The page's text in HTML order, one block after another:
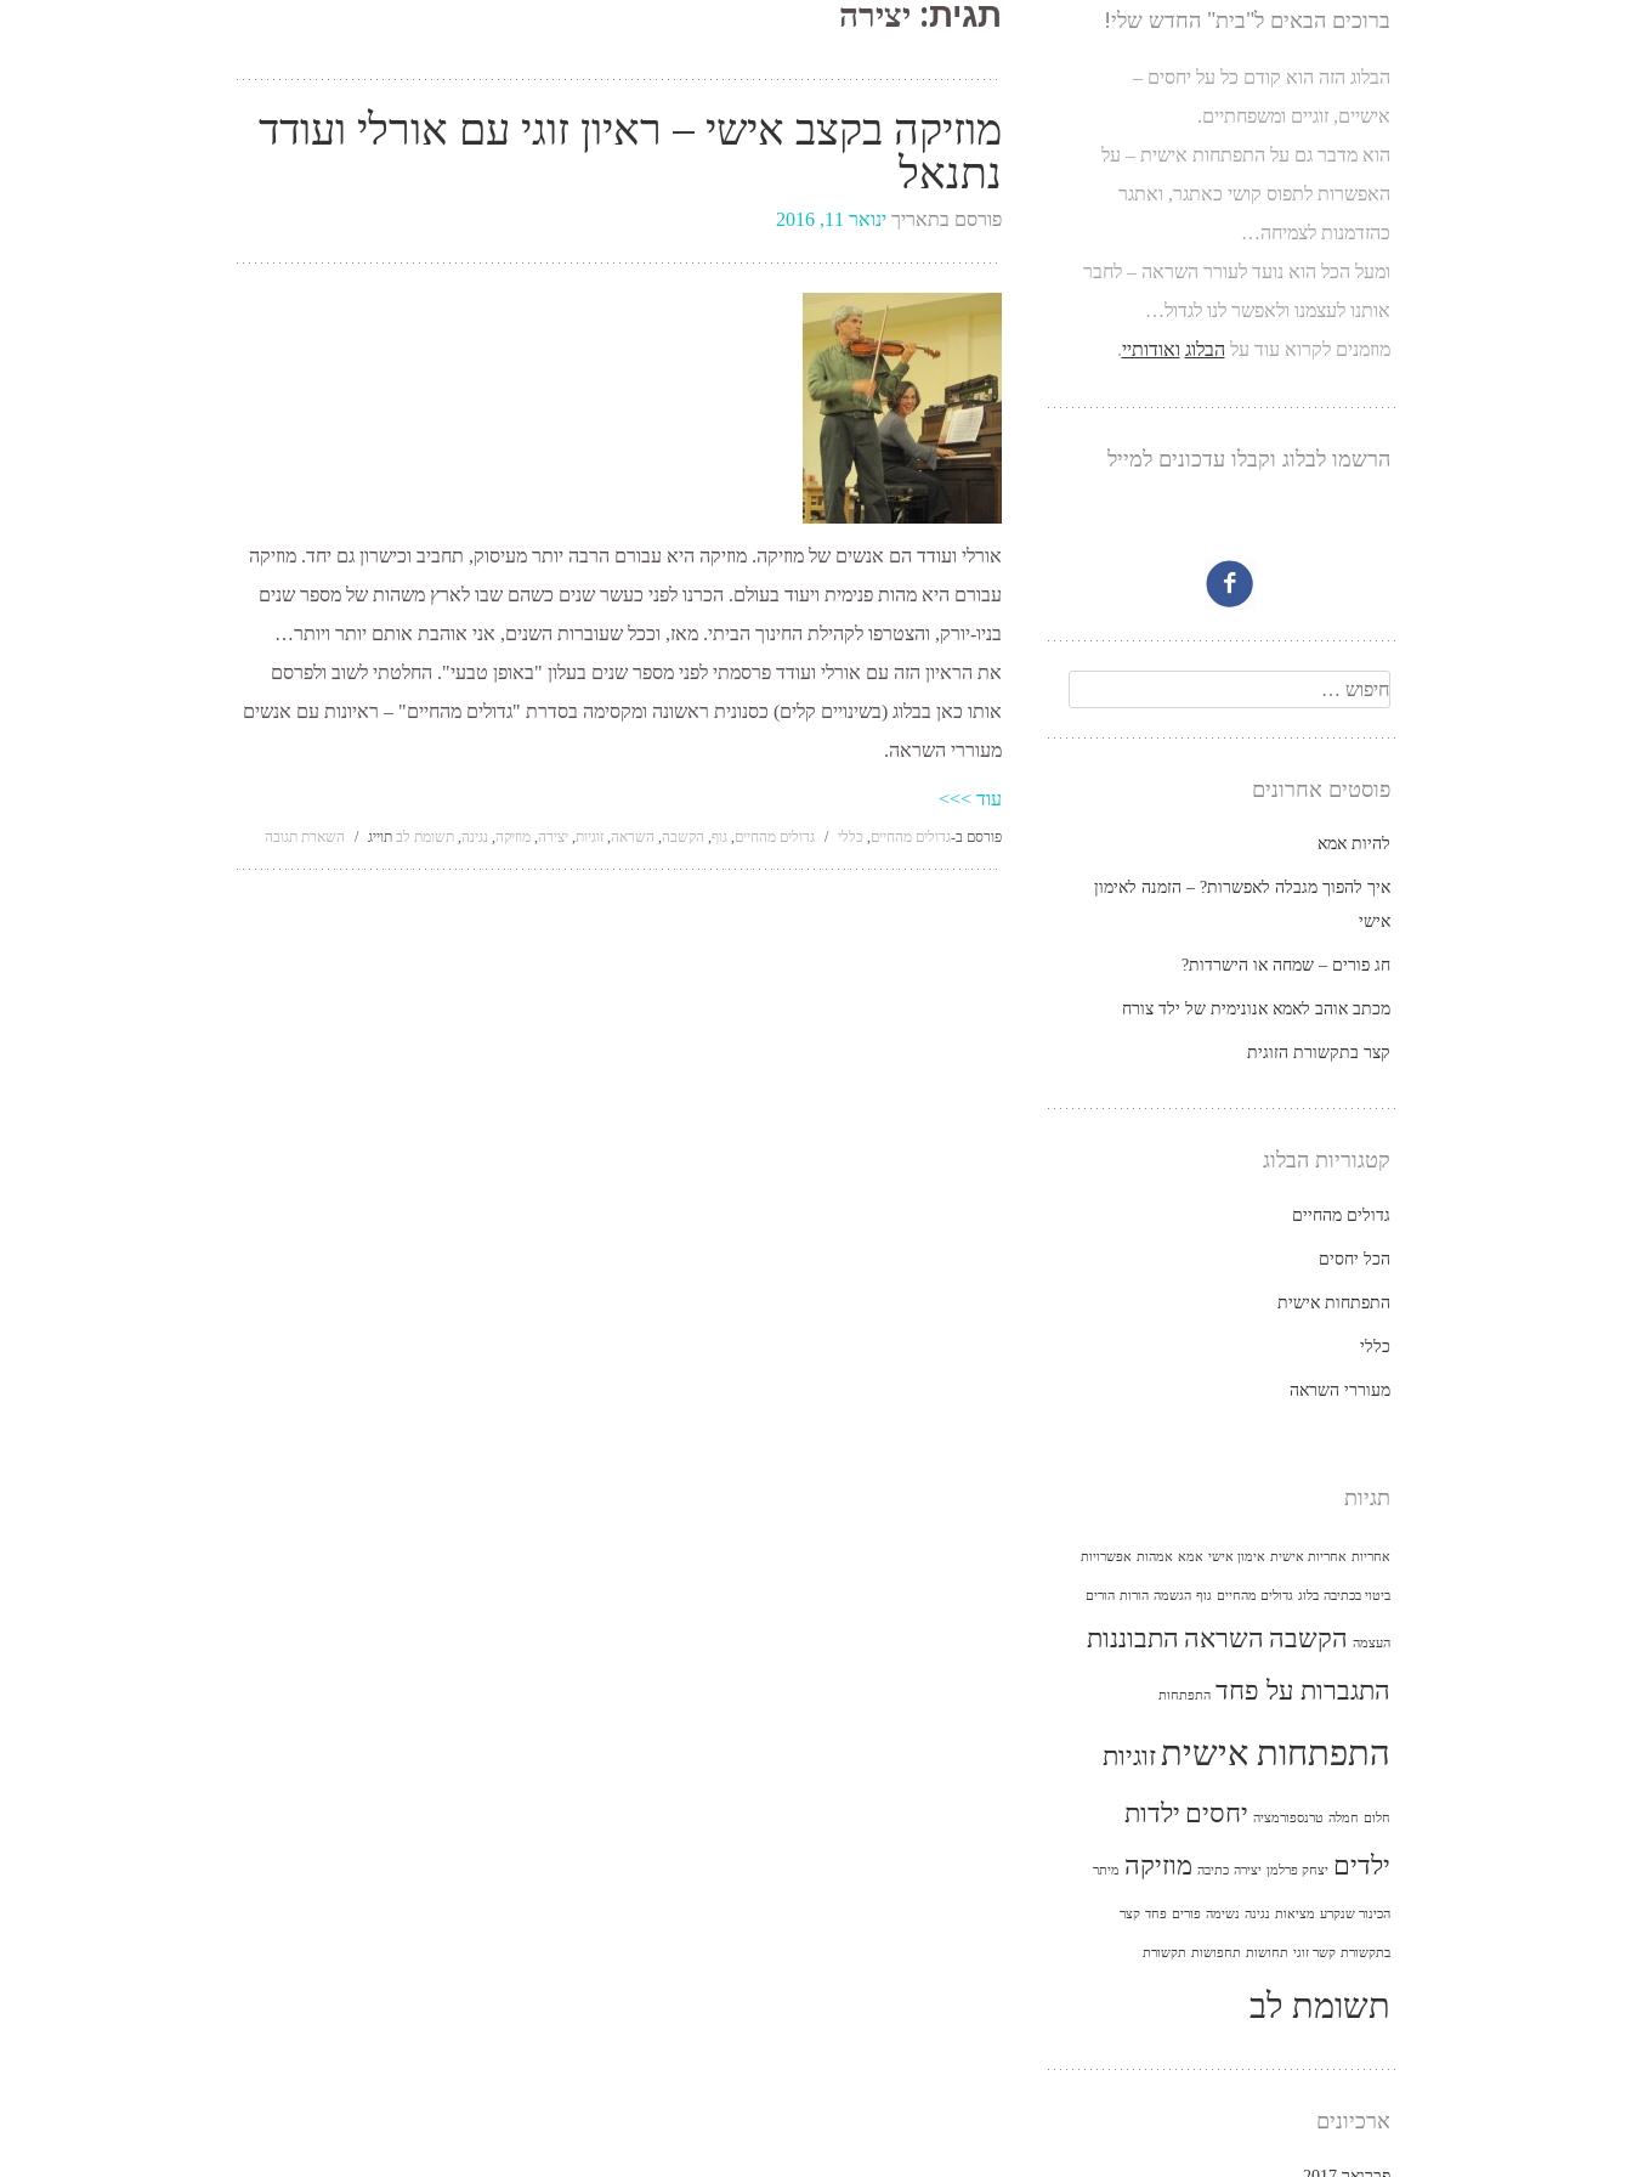
תגית: יצירה
מוזיקה בקצב אישי – ראיון זוגי עם אורלי ועודד
נתנאל
פורסם בתאריךינואר 11, 2016
אורלי ועודד הם אנשים של מוזיקה. מוזיקה היא עבורם הרבה יותר מעיסוק, תחביב וכישרון גם יחד. מוזיקה
עבורם היא מהות פנימית ויעוד בעולם. הכרנו לפני כעשר שנים כשהם שבו לארץ משהות של מספר שנים
בניו-יורק, והצטרפו לקהילת החינוך הביתי. מאז, וככל שעוברות השנים, אני אוהבת אותם יותר ויותר…
את הראיון הזה עם אורלי ועודד פרסמתי לפני מספר שנים בעלון "באופן טבעי". החלטתי לשוב ולפרסם
אותו כאן בבלוג (בשינויים קלים) כסנונית ראשונה ומקסימה בסדרת "גדולים מהחיים" – ראיונות עם אנשים
מעוררי השראה.
עוד >>>
פורסם ב-גדולים מהחיים, כללי / גדולים מהחיים,גוף, הקשבה, השראה,זוגיות,יצירה,מוזיקה, נגינה,תשומת לב תוייג / השארת תגובה
ברוכים הבאים ל"בית" החדש שלי!
הבלוג הזה הוא קודם כל על יחסים –
אישיים, זוגיים ומשפחתיים.
הוא מדבר גם על התפתחות אישית – על
האפשרות לתפוס קושי כאתגר, ואתגר
כהזדמנות לצמיחה…
ומעל הכל הוא נועד לעורר השראה – לחבר
אותנו לעצמנו ולאפשר לנו לגדול…
מוזמנים לקרוא עוד על הבלוג ואודותיי.
הרשמו לבלוג וקבלו עדכונים למייל
חיפוש
פוסטים אחרונים
להיות אמא
איך להפוך מגבלה לאפשרות? – הזמנה לאימון
אישי
חג פורים – שמחה או הישרדות?
מכתב אוהב לאמא אנונימית של ילד צורח
קצר בתקשורת הזוגית
קטגוריות הבלוג
גדולים מהחיים
הכל יחסים
התפתחות אישית
כללי
מעוררי השראה
תגיות
אחריות אחריות אישית אימון אישי אמא אמהות אפשרויות
ביטוי בכתיבה בלוג גדולים מהחיים גוף הגשמה הורות הורים
העצמה הקשבה השראה התבוננות
התגברות על פחד התפתחות
התפתחות אישית זוגיות
חלום חמלה טרנספורמציה יחסים ילדות
ילדים יצחק פרלמן יצירה כתיבה מוזיקה מיתר
הכינור שנקרע מציאות נגינה נשימה פורים פחד קצר
בתקשורת קשר זוגי תחושות תחפושות תקשורת
תשומת לב
ארכיונים